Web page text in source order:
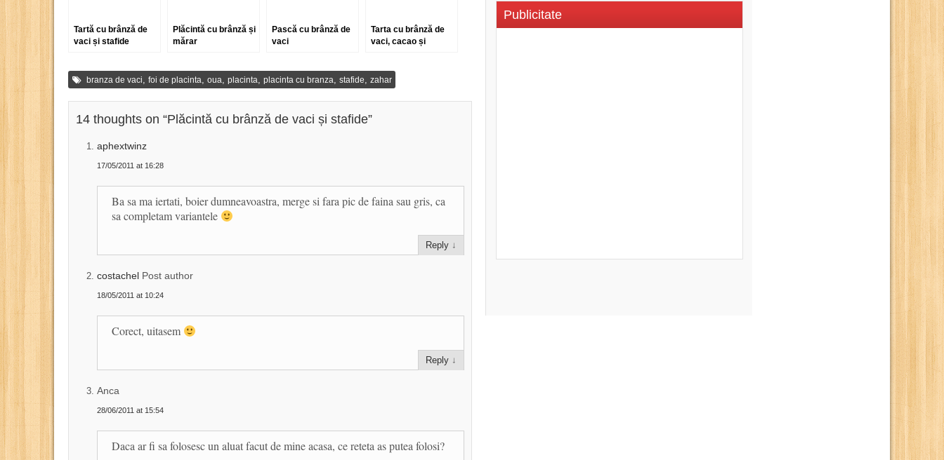
Tartă cu brânză de
vaci și stafide
Plăcintă cu brânză și
mărar
Pască cu brânză de
vaci
Tarta cu brânză de
vaci, cacao și
branza de vaci, foi de placinta, oua, placinta, placinta cu branza, stafide, zahar
14 thoughts on “Plăcintă cu brânză de vaci și stafide”
aphextwinz
17/05/2011 at 16:28
Ba sa ma iertati, boier dumneavoastra, merge si fara pic de faina sau gris, ca
sa completam variantele
Reply ↓
costachel Post author
18/05/2011 at 10:24
Corect, uitasem
Reply ↓
Anca
28/06/2011 at 15:54
Daca ar fi sa folosesc un aluat facut de mine acasa, ce reteta as putea folosi?
Publicitate